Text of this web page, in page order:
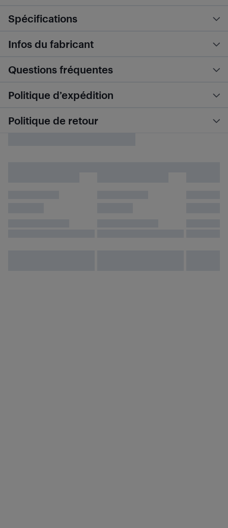
Spécifications
Infos du fabricant
Questions fréquentes
Politique d’expédition
Politique de retour